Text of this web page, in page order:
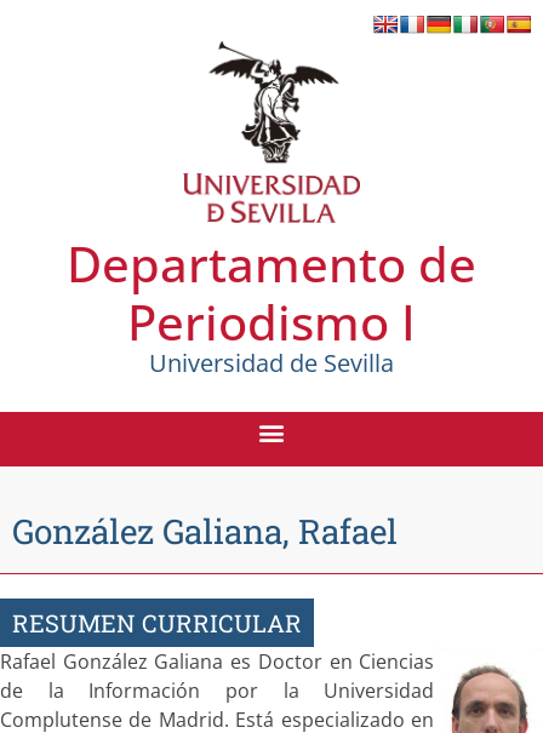
Departamento de
Periodismo I
Universidad de Sevilla
González Galiana, Rafael
RESUMEN CURRICULAR
Rafael González Galiana es Doctor en Ciencias
de la Información por la Universidad
Complutense de Madrid. Está especializado en